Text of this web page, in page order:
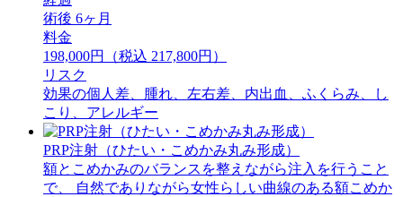
術後 6ヶ月
料金
198,000円（税込 217,800円）
リスク
効果の個人差、腫れ、左右差、内出血、ふくらみ、し
こり、アレルギー
PRP注射（ひたい・こめかみ丸み形成）
額とこめかみのバランスを整えながら注入を行うこと
で、 自然でありながら女性らしい曲線のある額こめか